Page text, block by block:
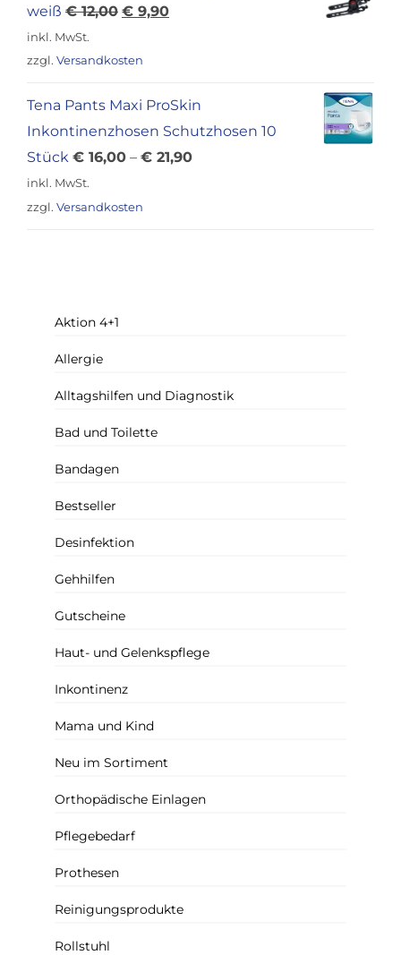
weiß €12,00 Ursprünglicher
war:
€ 9,90Aktueller
inkl. MwSt.
zzgl. Versandkosten
Tena Pants Maxi ProSkin
Inkontinenzhosen Schutzhosen 10
Stück € 16,00 – € 21,90
inkl. MwSt.
zzgl. Versandkosten
Aktion 4+1
Allergie
Alltagshilfen und Diagnostik
Bad und Toilette
Bandagen
Bestseller
Desinfektion
Gehhilfen
Gutscheine
Haut- und Gelenkspflege
Inkontinenz
Mama und Kind
Neu im Sortiment
Orthopädische Einlagen
Pflegebedarf
Prothesen
Reinigungsprodukte
Rollstuhl